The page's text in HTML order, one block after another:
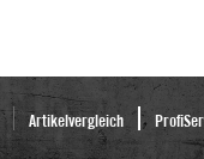
Artikelvergleich